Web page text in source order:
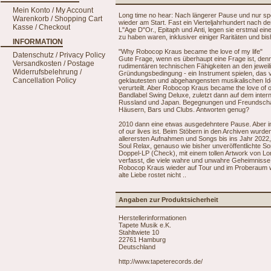
Mein Konto / My Account
Warenkorb / Shopping Cart
Kasse / Checkout
INFORMATION
Datenschutz / Privacy Policy
Versandkosten / Postage
Widerrufsbelehrung /
Cancellation Policy
Long time no hear: Nach längerer Pause und nur
wieder am Start. Fast ein Vierteljahrhundert nach
L"Age D"Or., Epitaph und Anti, legen sie erstmal
zu haben waren, inklusiver einiger Raritäten und
"Why Robocop Kraus became the love of my life"
Gute Frage, wenn es überhaupt eine Frage ist,
rudimentären technischen Fähigkeiten an den
Gründungsbedingung - ein Instrument spielen,
geklautesten und abgehangensten musikalischen
verurteilt. Aber Robocop Kraus became the love of
Bandlabel Swing Deluxe, zuletzt dann auf dem
Russland und Japan. Begegnungen und
Häusern, Bars und Clubs. Antworten genug?
2010 dann eine etwas ausgedehntere Pause.
of our lives ist. Beim Stöbern in den Archiven
allerersten Aufnahmen und Songs bis ins Jahr
Soul Relax, genauso wie bisher unveröffentlichte
Doppel-LP (Check), mit einem tollen Artwork von
verfasst, die viele wahre und unwahre
Robocop Kraus wieder auf Tour und im
alte Liebe rostet nicht ..
Angaben zur Produktsicherheit
Herstellerinformationen
Tapete Musik e.K.
Stahltwiete 10
22761 Hamburg
Deutschland
http://www.tapeterecords.de/